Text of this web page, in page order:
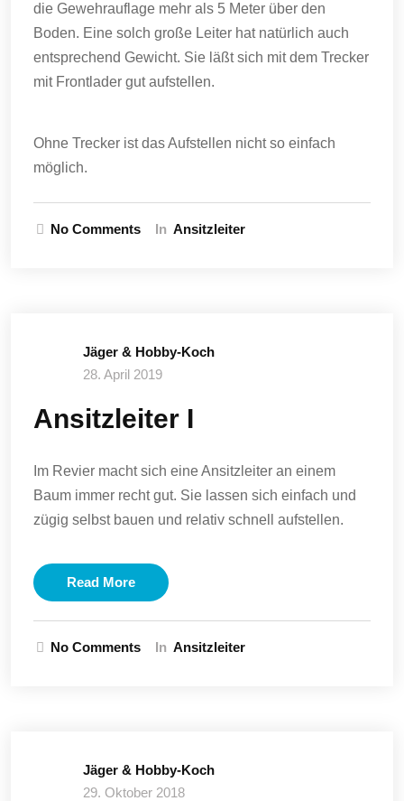
die Gewehrauflage mehr als 5 Meter über den
Boden. Eine solch große Leiter hat natürlich auch
entsprechend Gewicht. Sie läßt sich mit dem Trecker
mit Frontlader gut aufstellen.
Ohne Trecker ist das Aufstellen nicht so einfach
möglich.
No Comments In Ansitzleiter
Jäger & Hobby-Koch
28. April 2019
Ansitzleiter I
Im Revier macht sich eine Ansitzleiter an einem
Baum immer recht gut. Sie lassen sich einfach und
zügig selbst bauen und relativ schnell aufstellen.
Read More
No Comments In Ansitzleiter
Jäger & Hobby-Koch
29. Oktober 2018